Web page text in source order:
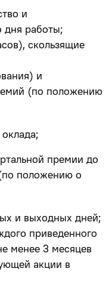
и
дня работы;
скользящие
и
(по положению
премии до
положению о
и выходных дней;
приведенного
менее 3 месяцев
акции в